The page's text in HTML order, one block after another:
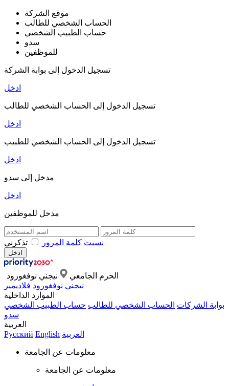
موقع الشركة
الحساب الشخصي للطالب
حساب الطبيب الشخصي
سدو
للموظفين
تسجيل الدخول إلى بوابة الشركة
ادخل
تسجيل الدخول إلى الحساب الشخصي للطالب
ادخل
تسجيل الدخول إلى الحساب الشخصي للطبيب
ادخل
مدخل إلى سدو
ادخل
مدخل للموظفين
نسيت كلمة المرور تذكرني
الحرم الجامعي
نيجني نوفغورود
نيجني نوفغورود فلاديمير
الموارد الداخلية
بوابة الشركات الحساب الشخصي للطالب حساب الطبيب الشخصي
سدو
العربية
Русский English العربية
معلومات عن الجامعة
معلومات عن الجامعة